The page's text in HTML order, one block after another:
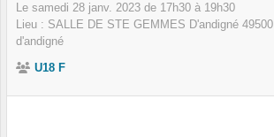
Le samedi 28 janv. 2023 de 17h30 à 19h30
Lieu : SALLE DE STE GEMMES D'andigné 49500
d'andigné
U18 F